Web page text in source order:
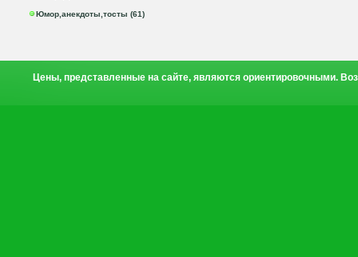
Юмор,анекдоты,тосты (61)
Цены, представленные на сайте, являются ориентировочными.